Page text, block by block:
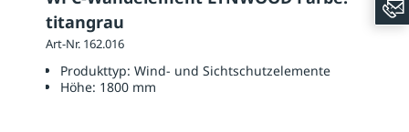
titangrau
Art-Nr. 162.016
Produkttyp: Wind- und Sichtschutzelemente
Höhe: 1800 mm